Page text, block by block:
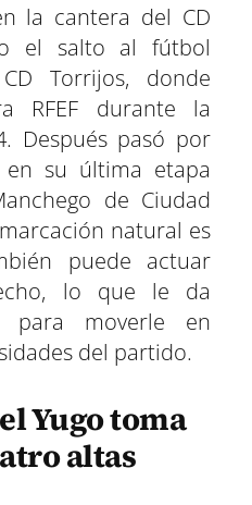
la cantera del CD
el salto al fútbol
Torrijos, donde
RFEF durante la
Después pasó por
su última etapa
de Ciudad
natural es
puede actuar
lo que le da
para moverle en
del partido.
Yugo toma
altas